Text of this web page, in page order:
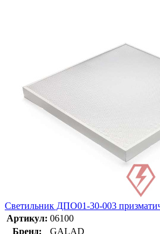
Светильник ДПО01-30-003
Артикул: 06100
Бренд:
GALAD